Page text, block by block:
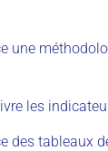
une
les
des tableaux